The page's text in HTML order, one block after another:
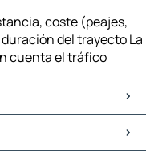
coste (peajes,
del trayecto La
cuenta el tráfico